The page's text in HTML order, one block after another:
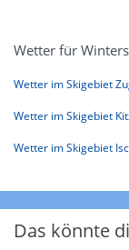
Wetter für
Wetter im Skigebiet
Wetter im Skigebiet
Wetter im Skigebiet
Das könnte